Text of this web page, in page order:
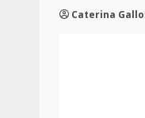
Caterina